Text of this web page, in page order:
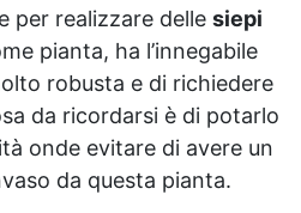
per realizzare delle siepi
pianta, ha l’innegabile
robusta e di richiedere
da ricordarsi è di potarlo
onde evitare di avere un
da questa pianta.